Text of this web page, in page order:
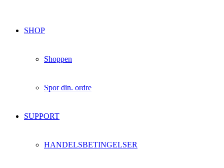
SHOP
Shoppen
Spor din. ordre
SUPPORT
HANDELSBETINGELSER